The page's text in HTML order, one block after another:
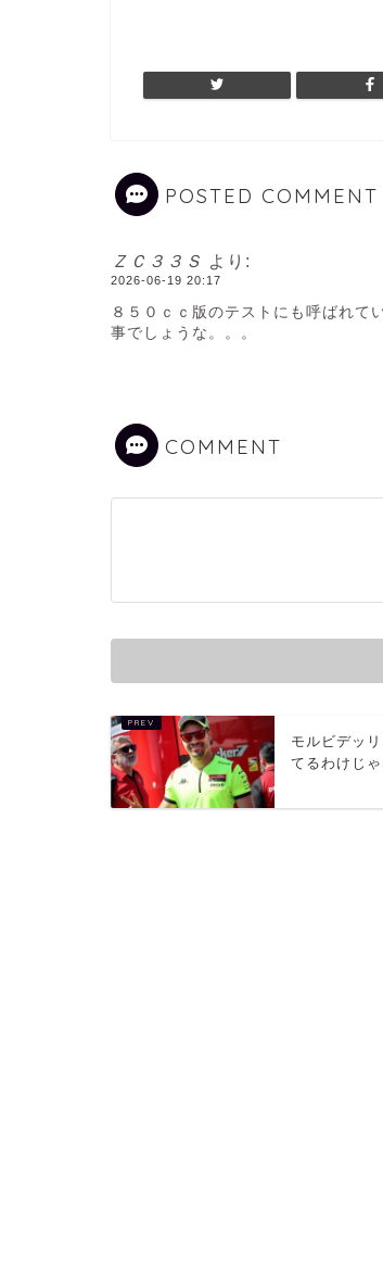
POSTED COMMENT
ＺＣ３３Ｓ より:
2026-06-19 20:17
８５０ｃｃ版のテストにも呼ばれて
事でしょうな。。。
COMMENT
モルビデッ
てるわけじ